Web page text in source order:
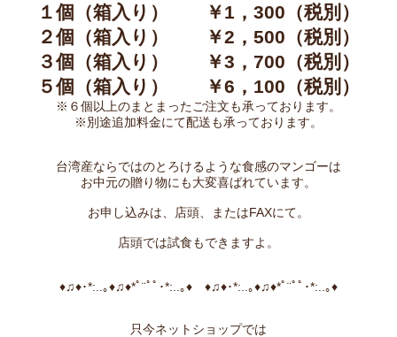
１個（箱入り） ￥1，300（税別）
２個（箱入り） ￥2，500（税別）
３個（箱入り） ￥3，700（税別）
５個（箱入り） ￥6，100（税別）
※６個以上のまとまったご注文も承っており ます。
※別途追加料金にて配送も承っております。
台湾産ならではのとろけるような食感のマンゴーは
お中元の贈り物にも大変喜ばれています。
お申し込みは、店頭、またはFAXにて。
店頭では試食もできますよ。
♦♫♦･*:..｡♦♫♦*ﾟ¨ﾟﾟ･*:..｡♦ ♦♫♦･*:..｡♦♫♦*ﾟ¨ﾟﾟ･*:..｡♦
只今ネットショップでは